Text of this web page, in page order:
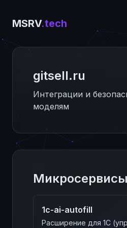
MSRV.tech
gitsell.ru
Интеграции и
моделям
Микросервисы
1c-ai-autofill
Расширение для 1С